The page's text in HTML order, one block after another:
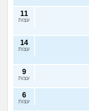
11
עצות
14
עצות
9
עצות
6
עצות